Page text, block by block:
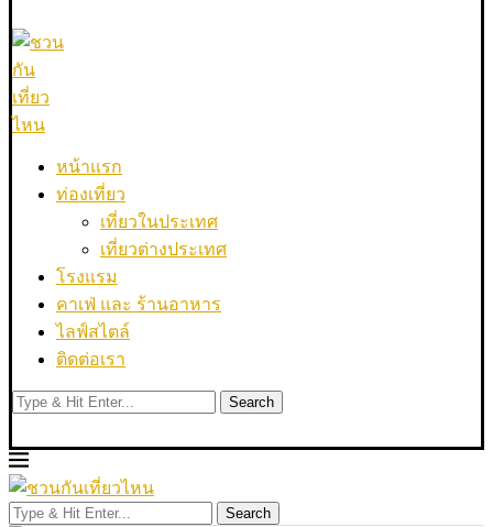
หน้าแรก
ท่องเที่ยว
เที่ยวในประเทศ
เที่ยวต่างประเทศ
โรงแรม
คาเฟ่ และ ร้านอาหาร
ไลฟ์สไตล์
ติดต่อเรา
Search
Search